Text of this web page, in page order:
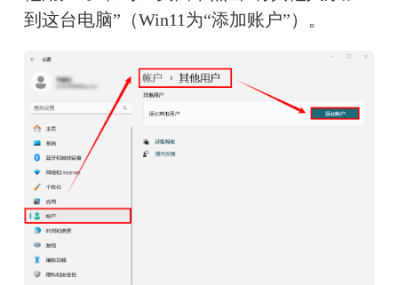
到这台电脑”（Win11为“添加账户”）。